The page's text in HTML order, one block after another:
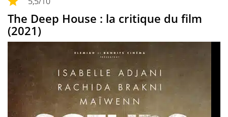
The Deep House : la critique du film
(2021)